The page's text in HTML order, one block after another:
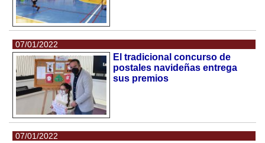
07/01/2022
El tradicional concurso de
postales navideñas entrega
sus premios
07/01/2022